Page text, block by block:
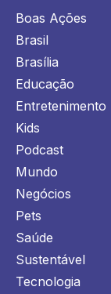
Boas Ações
Brasil
Brasília
Educação
Entretenimento
Kids
Podcast
Mundo
Negócios
Pets
Saúde
Sustentável
Tecnologia